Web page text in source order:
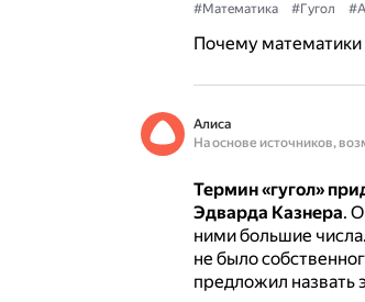
#Математика
#Гугол
Почему математики
Алиса
На основе источников,
Термин «гугол»
Эдварда Казнера.
ними большие числа.
не было
предложил назвать